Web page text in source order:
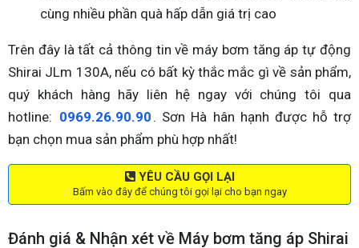
cùng nhiều phần quà hấp dẫn giá trị cao
Trên đây là tất cả thông tin về máy bơm tăng áp tự động
Shirai JLm 130A, nếu có bất kỳ thắc mắc gì về sản phẩm,
quý khách hàng hãy liên hệ ngay với chúng tôi qua
hotline: 0969.26.90.90 . Sơn Hà hân hạnh được hỗ trợ
bạn chọn mua sản phẩm phù hợp nhất!
YÊU CẦU GỌI LẠI
Bấm vào đây để chúng tôi gọi lại cho bạn ngay
Đánh giá & Nhận xét về Máy bơm tăng áp Shirai